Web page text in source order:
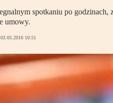
spotkaniu po
umowy.
03.05.2016 10:51